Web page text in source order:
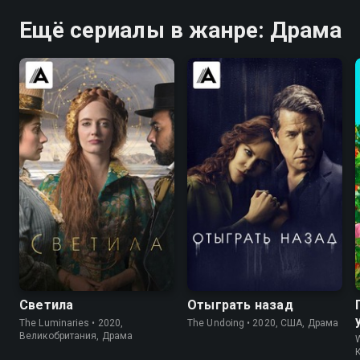
Ещё сериалы в жанре: Драма
7.0 6.4
Светила
The Luminaries • 2020,
Великобритания, Драма
Отыграть назад
The Undoing • 2020, США, Драма